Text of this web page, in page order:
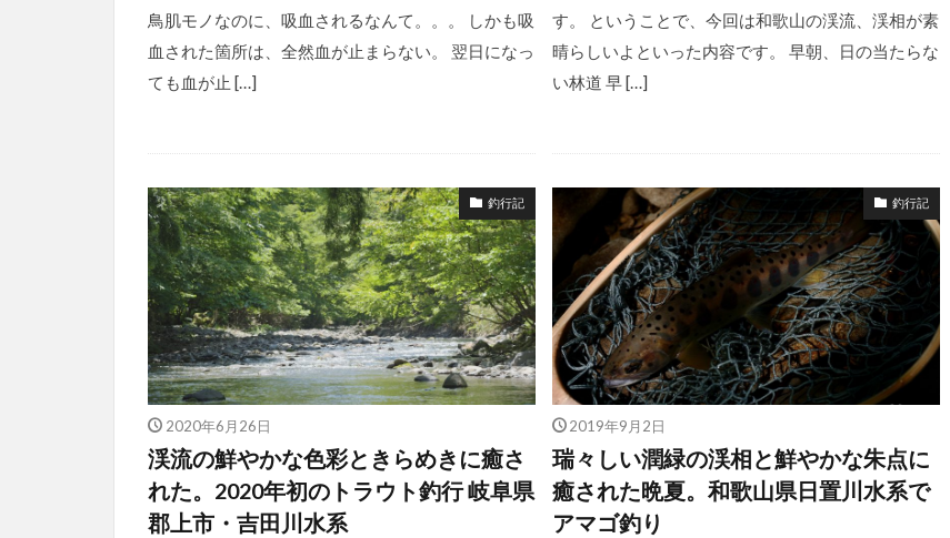
鳥肌モノなのに、吸血されるなんて。。。 しかも吸
血された箇所は、全然血が止まらない。 翌日になっ
ても血が止 […]
す。 ということで、今回は和歌山の渓流、渓相が素
晴らしいよといった内容です。 早朝、日の当たらな
い林道 早 […]
釣行記
2020年6月26日
渓流の鮮やかな色彩ときらめきに癒さ
れた。2020年初のトラウト釣行 岐阜県
郡上市・吉田川水系
釣行記
2019年9月2日
瑞々しい潤緑の渓相と鮮やかな朱点に
癒された晩夏。和歌山県日置川水系で
アマゴ釣り